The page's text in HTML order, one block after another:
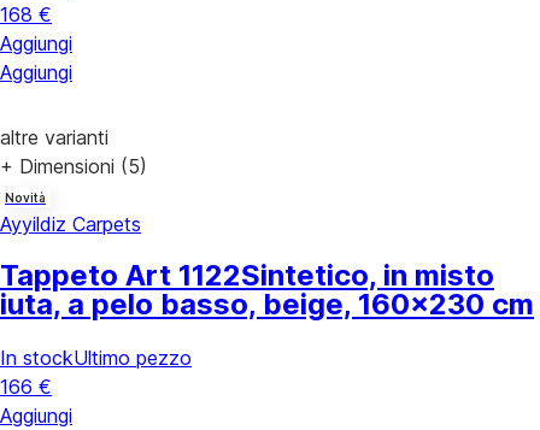
168 €
Aggiungi
Aggiungi
altre varianti
+ Dimensioni (5)
Novità
Ayyildiz Carpets
Tappeto Art 1122Sintetico, in misto
iuta, a pelo basso, beige, 160x230 cm
In stockUltimo pezzo
166 €
Aggiungi